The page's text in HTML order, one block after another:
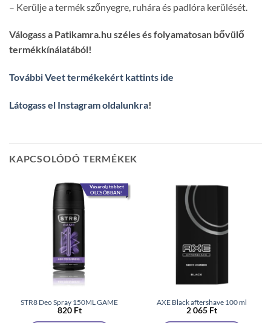
– Kerülje a termék szőnyegre, ruhára és padlóra kerülését.
Válogass a Patikamra.hu széles és folyamatosan bővülő
termékkínálatából!
További Veet termékekért kattints ide
Látogass el Instagram oldalunkra!
KAPCSOLÓDÓ TERMÉKEK
Vásárolj többet
OLCSÓBBAN!
STR8 Deo Spray 150ML GAME
820 Ft
AXE Black aftershave 100 ml
2 065 Ft